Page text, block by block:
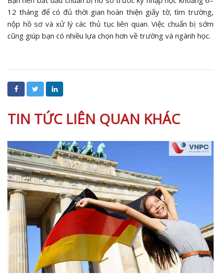
12 tháng để có đủ thời gian hoàn thiện giấy tờ, tìm trường,
nộp hồ sơ và xử lý các thủ tục liên quan. Việc chuẩn bị sớm
cũng giúp bạn có nhiều lựa chọn hơn về trường và ngành học.
TIN TỨC LIÊN QUAN KHÁC